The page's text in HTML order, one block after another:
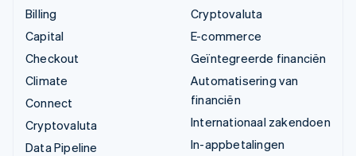
Billing
Capital
Checkout
Climate
Connect
Cryptovaluta
Data Pipeline
Cryptovaluta
E-commerce
Geïntegreerde financiën
Automatisering van
financiën
Internationaal zakendoen
In-appbetalingen